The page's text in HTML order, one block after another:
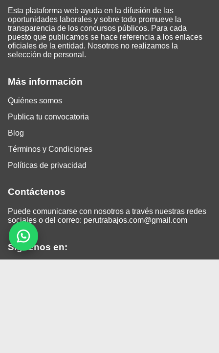
Más información
Quiénes somos
Publica tu convocatoria
Blog
Términos y Condiciones
Políticas de privacidad
Contáctenos
Puede comunicarse con nosotros a través nuestras redes
sociales o del correo: perutrabajos.com@gmail.com
Siguenos en:
Esta plataforma web ayuda en la difusión de las
oportunidades laborales y sobre todo promueve la
transparencia de los concursos públicos. Para cada
puesto que publicamos se hace referencia a los enlaces
oficiales de la entidad. Nosotros no realizamos la
selección de personal.